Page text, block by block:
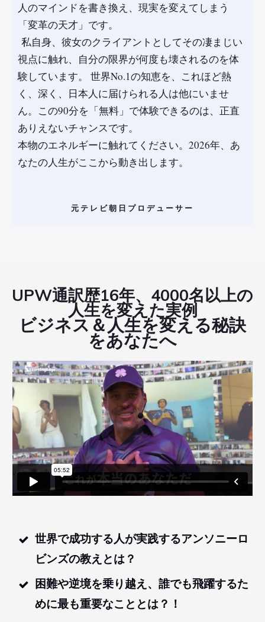
人のマインドを書き換え、現実を変えてしまう
「変革の天才」です。
私自身、彼女のクライアントとしてその凄まじい
視点に触れ、自分の限界が何度も壊されるのを体
験しています。 世界No.1の知恵を、これほど熱
く、深く、日本人に届けられる人は他にいませ
ん。この90分を「無料」で体験できるのは、正直
ありえないチャンスです。
本物のエネルギーに触れてください。2026年、あ
なたの人生がここから動き出します。
元テレビ朝日プロデューサー
UPW通訳歴16年、4000名以上の
人生を変えた実例
ビジネス＆人生を変える秘訣
をあなたへ
世界で成功する人が実践するアンソニーロ
ビンズの教えとは？
困難や逆境を乗り越え、誰でも飛躍するた
めに最も重要なこととは？！